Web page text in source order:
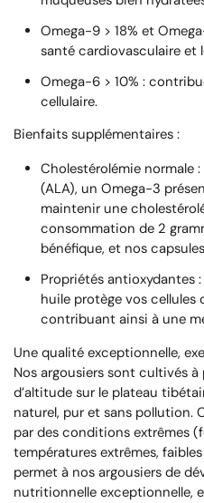
Omega-9 > 18% et
santé cardiovasculaire et
Omega-6 > 10% :
cellulaire.
Bienfaits supplémentaires :
Cholestérolémie normale:
(ALA), un Omega-3
maintenir une
consommation de 2
bénéfique, et nos
Propriétés antioxydantes:
huile protège vos cellules
contribuant ainsi à une
Une qualité exceptionnelle,
Nos argousiers sont cultivés
d’altitude sur le plateau
naturel, pur et sans pollution.
par des conditions extrêmes
températures extrêmes,
permet à nos argousiers de
nutritionnelle exceptionnelle,